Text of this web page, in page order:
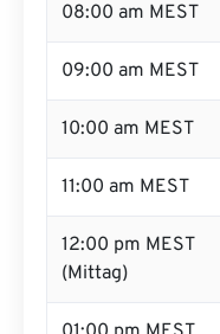
08:00 am MEST
09:00 am MEST
10:00 am MEST
11:00 am MEST
12:00 pm MEST
(Mittag)